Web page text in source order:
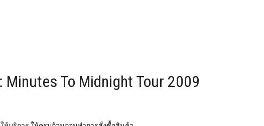
Minutes To Midnight Tour 2009